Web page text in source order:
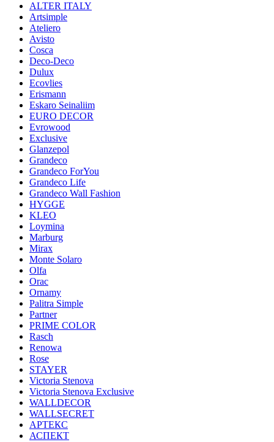
ALTER ITALY
Artsimple
Ateliero
Avisto
Cosca
Deco-Deco
Dulux
Ecovlies
Erismann
Eskaro Seinaliim
EURO DECOR
Evrowood
Exclusive
Glanzepol
Grandeco
Grandeco ForYou
Grandeco Life
Grandeco Wall Fashion
HYGGE
KLEO
Loymina
Marburg
Mirax
Monte Solaro
Olfa
Orac
Ornamy
Palitra Simple
Partner
PRIME COLOR
Rasch
Renowa
Rose
STAYER
Victoria Stenova
Victoria Stenova Exclusive
WALLDECOR
WALLSECRET
АРТЕКС
АСПЕКТ